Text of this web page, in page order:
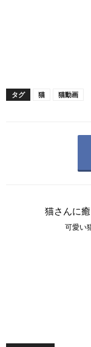
タグ 猫 猫動画
猫さんに
可愛い